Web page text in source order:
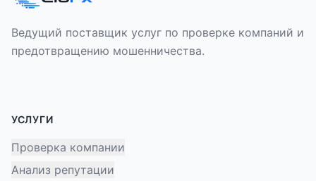
Ведущий поставщик услуг по проверке компаний и
предотвращению мошенничества.
УСЛУГИ
Проверка компании
Анализ репутации